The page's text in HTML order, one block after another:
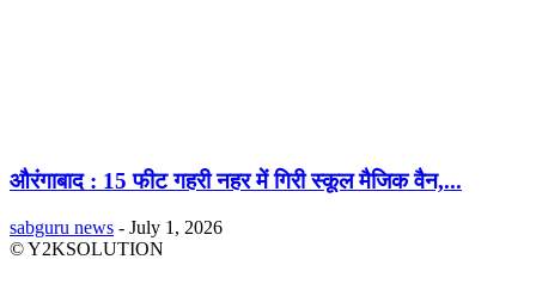
औरंगाबाद : 15 फीट गहरी नहर में गिरी स्कूल मैजिक वैन,...
sabguru news - July 1, 2026
© Y2KSOLUTION